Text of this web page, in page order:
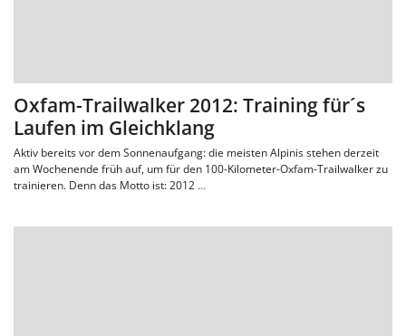
Oxfam-Trailwalker 2012: Training für´s
Laufen im Gleichklang
Aktiv bereits vor dem Sonnenaufgang: die meisten Alpinis stehen derzeit
am Wochenende früh auf, um für den 100-Kilometer-Oxfam-Trailwalker zu
trainieren. Denn das Motto ist: 2012 …